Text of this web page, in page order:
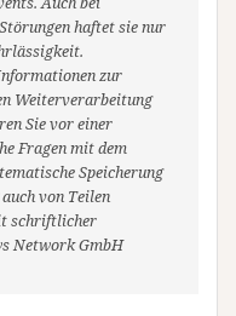
haftet sie nur
zur
Weiterverarbeitung
Sie vor einer
Fragen mit dem
Speicherung
von Teilen
schriftlicher
Network GmbH